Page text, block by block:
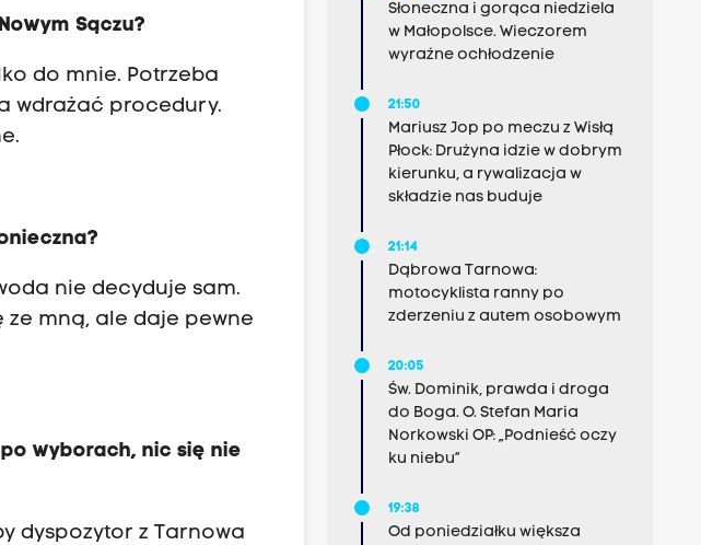
Sączu?
do mnie. Potrzeba
wdrażać procedury.
nie decyduje sam.
ze mną, ale daje pewne
wyborach, nic się nie
dyspozytor z Tarnowa
Słoneczna i gorąca niedziela
w Małopolsce. Wieczorem
wyraźne ochłodzenie
21:50
Mariusz Jop po meczu z Wisłą
Płock: Drużyna idzie w dobrym
kierunku, a rywalizacja w
składzie nas buduje
21:14
Dąbrowa Tarnowa:
motocyklista ranny po
zderzeniu z autem osobowym
20:05
Św. Dominik, prawda i droga
do Boga. O. Stefan Maria
Norkowski OP: „Podnieść oczy
ku niebu”
19:38
Od poniedziałku większa